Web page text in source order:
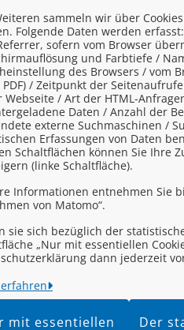
sammeln wir über
Folgende Daten werden
sofern vom Browser
und Farbtiefe /
des Browsers / vom
PDF) / Zeitpunkt der
Webseite / Art der HTML-
Daten / Anzahl der
externe Suchmaschinen /
Erfassungen von Daten
Schaltflächen können Sie Ihre
(linke Schaltfläche).
Informationen entnehmen Sie
von Matomo“.
sie sich bezüglich der
„Nur mit essentiellen
dann jederzeit
mit essentiellen Der